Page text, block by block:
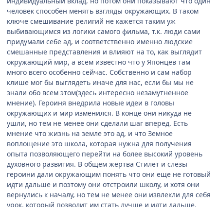
человек способен менять взгляды окружающих. В таком
ключе смешивание религий не кажется таким уж
выбивающимся из логики самого фильма, т.к. люди сами
придумали себе ад, и соответственно именно людские
смешанные представления и влияют на то, как выглядит
окружающий мир, а всем известно что у Японцев там
много всего особенно сейчас. Собственно и сам набор
клише мог бы выглядеть иначе для нас, если бы мы не
знали обо всем этом(здесь интересно незамутненное
мнение). Героиня внедрила новые идеи в головы
окружающих и мир изменился. В конце они никуда не
ушли, но тем не менее они сделали шаг вперед. Есть
мнение что жизнь на земле это ад, и что Земное
воплощение это школа, которая нужна для получения
опыта позволяющего перейти на более высокий уровень
духовного развития. В общем жертва Стилет и слезы
героини дали окружающим понять что они еще не готовый
идти дальше и поэтому они отстроили школу, и хотя они
вернулись к началу, но тем не менее они извлекли для себя
урок, который позволит им стать лучше и идти дальше.